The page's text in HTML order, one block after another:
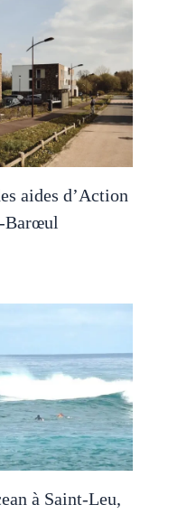
aides d’Action
Barœul
à Saint-Leu,